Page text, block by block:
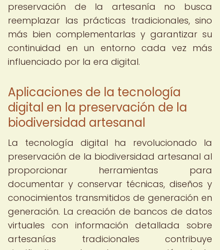
preservación de la artesanía no busca
reemplazar las prácticas tradicionales, sino
más bien complementarlas y garantizar su
continuidad en un entorno cada vez más
influenciado por la era digital.
Aplicaciones de la tecnología
digital en la preservación de la
biodiversidad artesanal
La tecnología digital ha revolucionado la
preservación de la biodiversidad artesanal al
proporcionar herramientas para
documentar y conservar técnicas, diseños y
conocimientos transmitidos de generación en
generación. La creación de bancos de datos
virtuales con información detallada sobre
artesanías tradicionales contribuye